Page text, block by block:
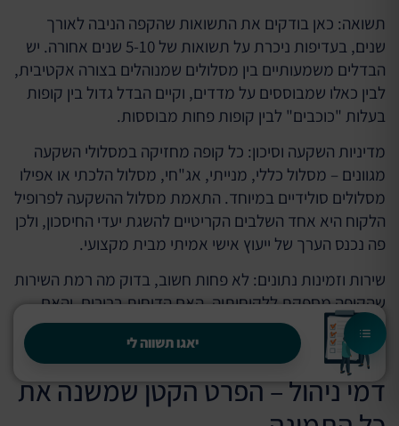
תשואה: כאן בודקים את התשואות שהקפה הניבה לאורך
שנים, בעדיפות ניכרת על תשואות של 5-10 שנים אחורה. יש
הבדלים משמעותיים בין מסלולים שמנוהלים בצורה אקטיבית,
לבין כאלו שמבוססים על מדדים, וקיים הבדל גדול בין קופות
בעלות "כוכבים" לבין קופות פחות מבוססות.
מדיניות השקעה וסיכון: כל קופה מחזיקה במסלולי השקעה
מגוונים – מסלול כללי, מנייתי, אג"חי, מסלול הלכתי או אפילו
מסלולים סולידיים במיוחד. התאמת מסלול ההשקעה לפרופיל
הלקוח היא אחד השלבים הקריטיים להשגת יעדי החיסכון, ולכן
פה נכנס הערך של ייעוץ אישי אמיתי מבית מקצועי.
שירות וזמינות נתונים: לא פחות חשוב, בדוק מה רמת השירות
שהקופה מספקת ללקוחותיה, האם הדוחות ברורים, והאם
נגישותך למידע באפליקציה או באתר – נגישה בכל עת. איכות
השירות שווה לא מעט לאורך שנים.
דמי ניהול – הפרט הקטן שמשנה את
יאגו תשווה לי